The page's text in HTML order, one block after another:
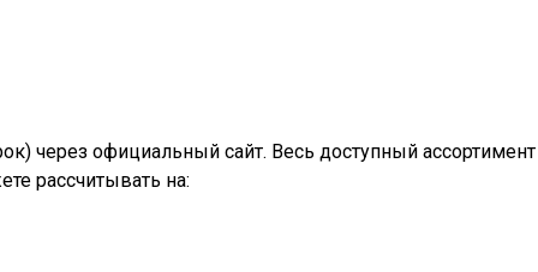
через официальный сайт. Весь доступный ассортимент
рассчитывать на: